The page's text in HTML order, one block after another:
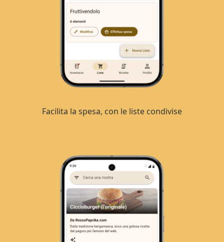
Facilita la spesa, con le liste condivise